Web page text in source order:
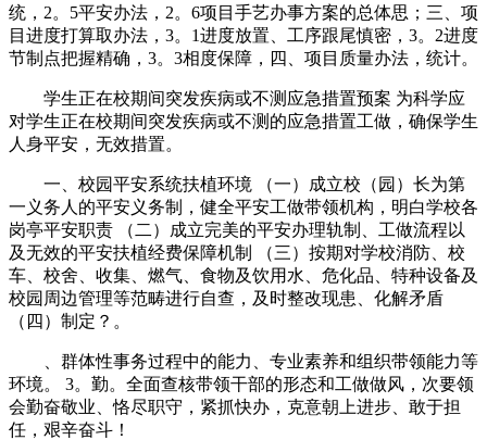
统，2。5平安办法，2。6项目手艺办事方案的总体思；三、项
目进度打算取办法，3。1进度放置、工序跟尾慎密，3。2进度
节制点把握精确，3。3相度保障，四、项目质量办法，统计。
学生正在校期间突发疾病或不测应急措置预案 为科学应
对学生正在校期间突发疾病或不测的应急措置工做，确保学生
人身平安，无效措置。
一、校园平安系统扶植环境 （一）成立校（园）长为第
一义务人的平安义务制，健全平安工做带领机构，明白学校各
岗亭平安职责 （二）成立完美的平安办理轨制、工做流程以
及无效的平安扶植经费保障机制 （三）按期对学校消防、校
车、校舍、收集、燃气、食物及饮用水、危化品、特种设备及
校园周边管理等范畴进行自查，及时整改现患、化解矛盾
（四）制定？。
、群体性事务过程中的能力、专业素养和组织带领能力等
环境。 3。勤。全面查核带领干部的形态和工做做风，次要领
会勤奋敬业、恪尽职守，紧抓快办，克意朝上进步、敢于担
任，艰辛奋斗！